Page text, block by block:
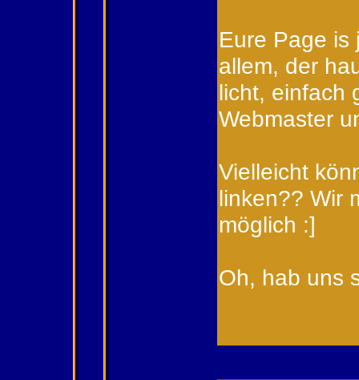
Eure Page is
allem, der
licht, einfach
Webmaster
Vielleicht
linken?? Wir
möglich :]
Oh, hab uns